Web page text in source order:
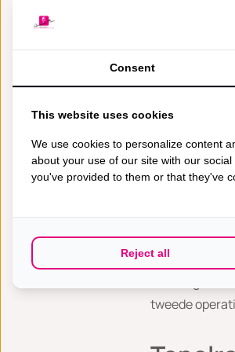
Als er na de
een
ook wel tissue
borstspier
ziekenhuis
fysiologische
waarmee via
Om het
moet u
tweede
Consent
This website uses cookies
We use cookies to personalize content
about your use of our site with our
you've provided to them or that they've
Reject all